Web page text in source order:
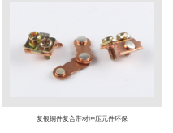
复银铜件复合带材冲压元件环保